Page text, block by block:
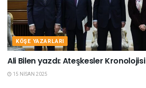
KÖŞE YAZARLARI
Ali Bilen yazdı: Ateşkesler Kronolojisi
15 NISAN 2025